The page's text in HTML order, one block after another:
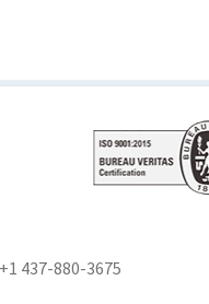
437-880-3675